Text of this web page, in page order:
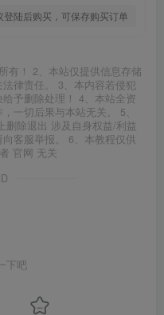
陆后购买，可保存购买订单
有！ 2、本站仅提供信息存储
律责任。 3、本内容若侵犯
予删除处理！ 4、本站全资
一切后果与本站无关。 5、
删除退出 涉及自身权益/利益
客服举报。 6、本教程仅供
官网 无关
下吧